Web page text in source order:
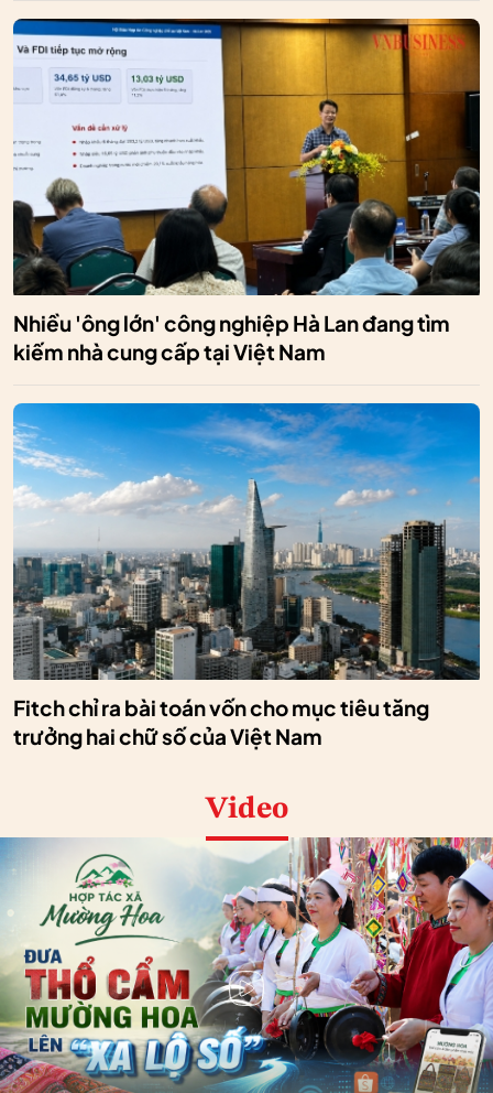
Nhiều 'ông lớn' công nghiệp Hà Lan đang tìm
kiếm nhà cung cấp tại Việt Nam
Fitch chỉ ra bài toán vốn cho mục tiêu tăng
trưởng hai chữ số của Việt Nam
Video